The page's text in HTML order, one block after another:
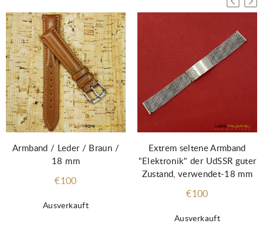
Ausverkauft
Armband / Leder / Braun /
18 mm
€100
Ausverkauft
Extrem seltene Armband
"Elektronik" der UdSSR guter
Zustand, verwendet-18 mm
€100